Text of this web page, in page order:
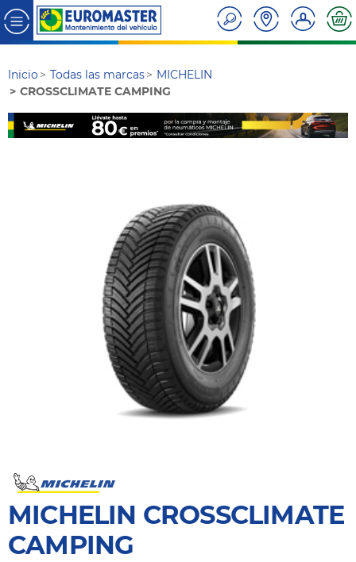
Inicio Todas las marcas
MICHELIN
CROSSCLIMATE CAMPING
MICHELIN CROSSCLIMATE
CAMPING